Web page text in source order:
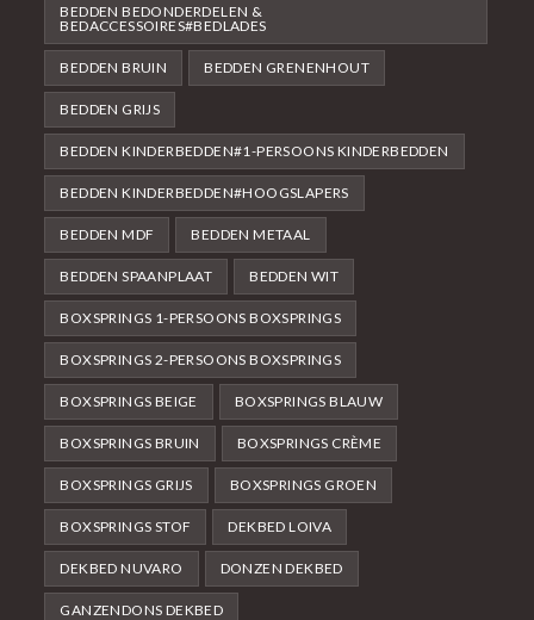
BEDDEN BEDONDERDELEN &
BEDACCESSOIRES#BEDLADES
BEDDEN BRUIN BEDDEN GRENENHOUT
BEDDEN GRIJS
BEDDEN KINDERBEDDEN#1-PERSOONS KINDERBEDDEN
BEDDEN KINDERBEDDEN#HOOGSLAPERS
BEDDEN MDF BEDDEN METAAL
BEDDEN SPAANPLAAT BEDDEN WIT
BOXSPRINGS 1-PERSOONS BOXSPRINGS
BOXSPRINGS 2-PERSOONS BOXSPRINGS
BOXSPRINGS BEIGE BOXSPRINGS BLAUW
BOXSPRINGS BRUIN BOXSPRINGS CRÈME
BOXSPRINGS GRIJS BOXSPRINGS GROEN
BOXSPRINGS STOF DEKBED LOIVA
DEKBED NUVARO DONZEN DEKBED
GANZENDONS DEKBED